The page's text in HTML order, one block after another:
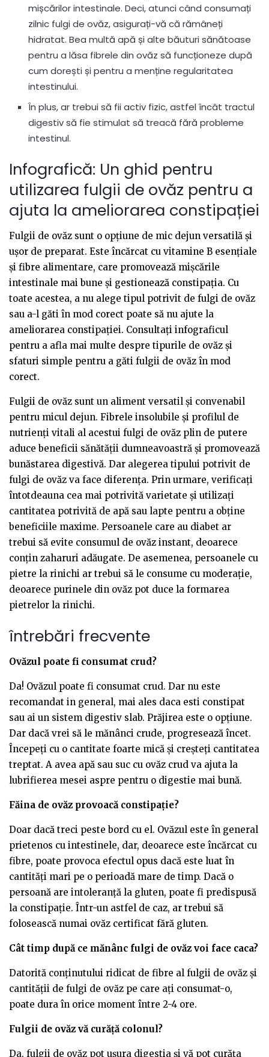
mișcărilor intestinale. Deci, atunci când consumați
zilnic fulgi de ovăz, asigurați-vă că rămâneți
hidratat. Bea multă apă și alte băuturi sănătoase
pentru a lăsa fibrele din ovăz să funcționeze după
cum dorești și pentru a menține regularitatea
intestinului.
În plus, ar trebui să fii activ fizic, astfel încât tractul
digestiv să fie stimulat să treacă fără probleme
intestinul.
Infografică: Un ghid pentru
utilizarea fulgii de ovăz pentru a
ajuta la ameliorarea constipației
Fulgii de ovăz sunt o opțiune de mic dejun versatilă și
ușor de preparat. Este încărcat cu vitamine B esențiale
și fibre alimentare, care promovează mișcările
intestinale mai bune și gestionează constipația. Cu
toate acestea, a nu alege tipul potrivit de fulgi de ovăz
sau a-l găti în mod corect poate să nu ajute la
ameliorarea constipației. Consultați infograficul
pentru a afla mai multe despre tipurile de ovăz și
sfaturi simple pentru a găti fulgii de ovăz în mod
corect.
Fulgii de ovăz sunt un aliment versatil și convenabil
pentru micul dejun. Fibrele insolubile și profilul de
nutrienți vitali al acestui fulgi de ovăz plin de putere
aduce beneficii sănătății dumneavoastră și promovează
bunăstarea digestivă. Dar alegerea tipului potrivit de
fulgi de ovăz va face diferența. Prin urmare, verificați
întotdeauna cea mai potrivită varietate și utilizați
cantitatea potrivită de apă sau lapte pentru a obține
beneficiile maxime. Persoanele care au diabet ar
trebui să evite consumul de ovăz instant, deoarece
conțin zaharuri adăugate. De asemenea, persoanele cu
pietre la rinichi ar trebui să le consume cu moderație,
deoarece purinele din ovăz pot duce la formarea
pietrelor la rinichi.
întrebări frecvente
Ovăzul poate fi consumat crud?
Da! Ovăzul poate fi consumat crud. Dar nu este
recomandat in general, mai ales daca esti constipat
sau ai un sistem digestiv slab. Prăjirea este o opțiune.
Dar dacă vrei să le mănânci crude, progresează încet.
Începeți cu o cantitate foarte mică și creșteți cantitatea
treptat. A avea apă sau suc cu ovăz crud va ajuta la
lubrifierea mesei aspre pentru o digestie mai bună.
Făina de ovăz provoacă constipație?
Doar dacă treci peste bord cu el. Ovăzul este în general
prietenos cu intestinele, dar, deoarece este încărcat cu
fibre, poate provoca efectul opus dacă este luat în
cantități mari pe o perioadă mare de timp. Dacă o
persoană are intoleranță la gluten, poate fi predispusă
la constipație. Într-un astfel de caz, ar trebui să
folosească numai ovăz certificat fără gluten.
Cât timp după ce mănânc fulgi de ovăz voi face caca?
Datorită conținutului ridicat de fibre al fulgii de ovăz și
cantității de fulgi de ovăz pe care ați consumat-o,
poate dura în orice moment între 2-4 ore.
Fulgii de ovăz vă curăță colonul?
Da, fulgii de ovăz pot ușura digestia și vă pot curăța